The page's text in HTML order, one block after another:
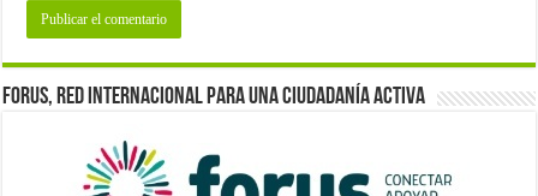
Forus, red internacional para una ciudadanía activa